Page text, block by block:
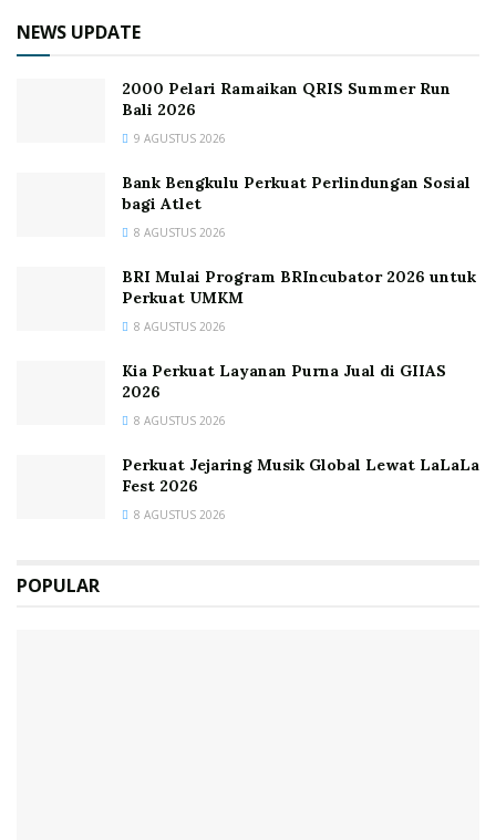
NEWS UPDATE
2000 Pelari Ramaikan QRIS Summer Run
Bali 2026
9 AGUSTUS 2026
Bank Bengkulu Perkuat Perlindungan Sosial
bagi Atlet
8 AGUSTUS 2026
BRI Mulai Program BRIncubator 2026 untuk
Perkuat UMKM
8 AGUSTUS 2026
Kia Perkuat Layanan Purna Jual di GIIAS
2026
8 AGUSTUS 2026
Perkuat Jejaring Musik Global Lewat LaLaLa
Fest 2026
8 AGUSTUS 2026
POPULAR